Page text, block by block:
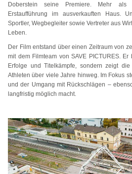
Doberstein seine Premiere. Mehr
Erstaufführung im ausverkauften Haus.
Sportler, Wegbegleiter sowie Vertreter aus
Leben.
Der Film entstand über einen Zeitraum von
mit dem Filmteam von SAVE PICTURES.
Erfolge und Titelkämpfe, sondern zeigt
Athleten über viele Jahre hinweg. Im Fokus
und der Umgang mit Rückschlägen –
langfristig möglich macht.